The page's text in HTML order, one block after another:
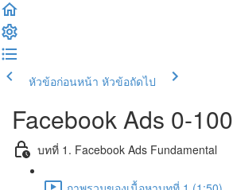
หัวข้อก่อนหน้า หัวข้อถัดไป
Facebook Ads 0-100
บทที่ 1. Facebook Ads Fundamental